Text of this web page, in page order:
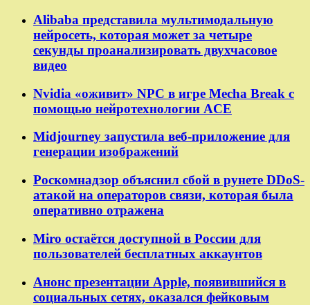
Alibaba представила мультимодальную
нейросеть, которая может за четыре
секунды проанализировать двухчасовое
видео
Nvidia «оживит» NPC в игре Mecha Break с
помощью нейротехнологии ACE
Midjourney запустила веб-приложение для
генерации изображений
Роскомнадзор объяснил сбой в рунете DDoS-
атакой на операторов связи, которая была
оперативно отражена
Miro остаётся доступной в России для
пользователей бесплатных аккаунтов
Анонс презентации Apple, появившийся в
социальных сетях, оказался фейковым